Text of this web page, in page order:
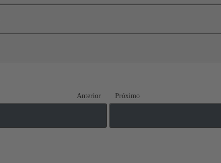
Anterior Próximo